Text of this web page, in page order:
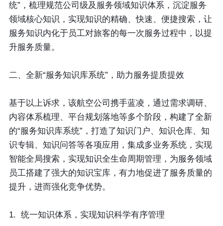
统”，梳理规范公司级及服务领域知识体系，沉淀服务
领域核心知识，实现知识的精确、快速、便捷搜索，让
服务知识内化于员工对旅客的每一次服务过程中，以提
升服务质量。
二、全新“服务知识库系统”，助力服务提质提效
基于以上诉求，该航空公司携手蓝凌，通过需求调研、
内容体系梳理、平台规划落地等多个阶段，构建了全新
的“服务知识库系统”，打造了知识门户、知识仓库、知
识专辑、知识问答等各项应用，集成多业务系统，实现
智能全局搜索，实现知识全生命周期管理，为服务领域
员工搭建了强大的知识宝库，有力地促进了服务质量的
提升，进而强化竞争优势。
1. 统一知识体系，实现知识科学有序管理